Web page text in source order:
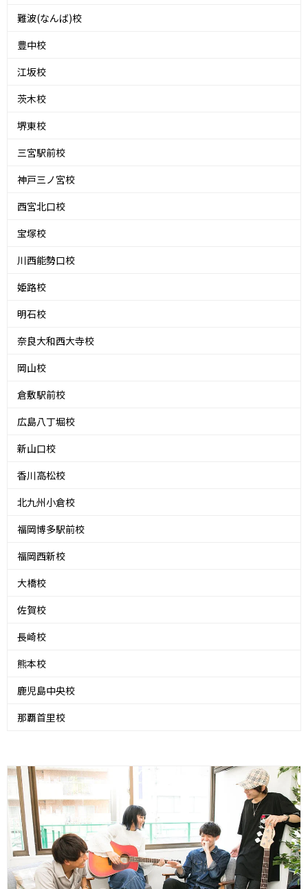
難波(なんば)校
豊中校
江坂校
茨木校
堺東校
三宮駅前校
神戸三ノ宮校
西宮北口校
宝塚校
川西能勢口校
姫路校
明石校
奈良大和西大寺校
岡山校
倉敷駅前校
広島八丁堀校
新山口校
香川高松校
北九州小倉校
福岡博多駅前校
福岡西新校
大橋校
佐賀校
長崎校
熊本校
鹿児島中央校
那覇首里校